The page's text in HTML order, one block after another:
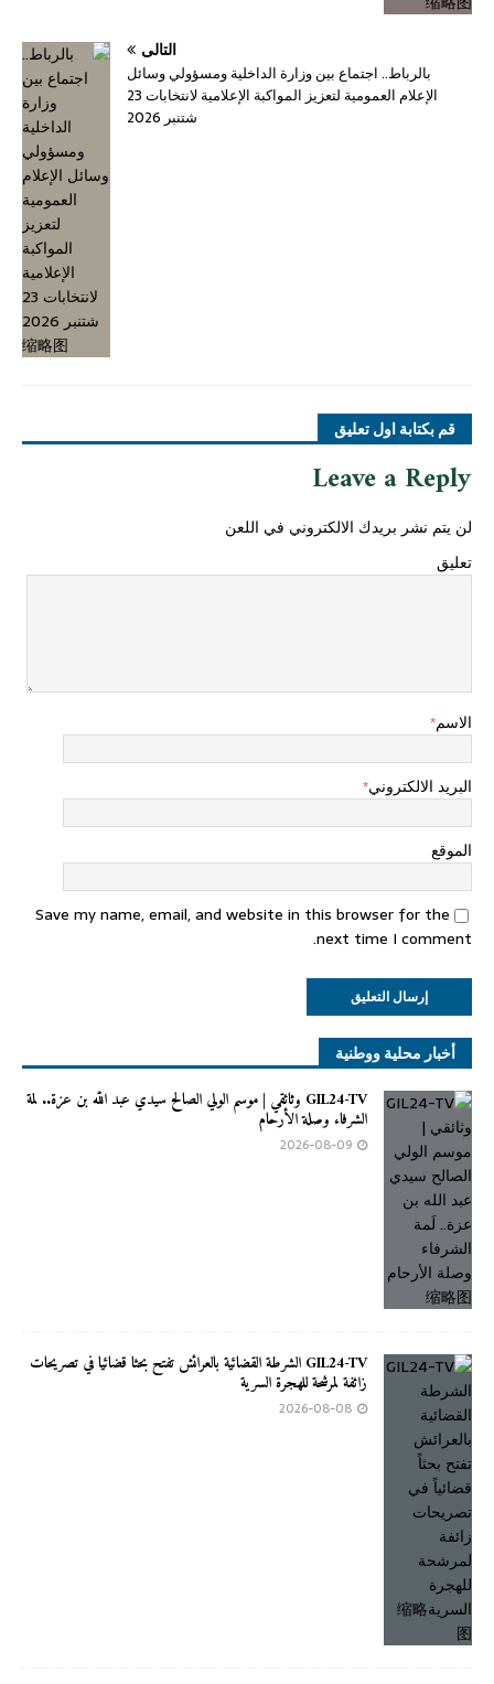
التالي
بالرباط.. اجتماع بين وزارة الداخلية ومسؤولي وسائل
الإعلام العمومية لتعزيز المواكبة الإعلامية لانتخابات 23
شتنبر 2026
قم بكتابة اول تعليق
Leave a Reply
لن يتم نشر بريدك الالكتروني في اللعن
تعليق
الاسم*
البريد الالكتروني*
الموقع
Save my name, email, and website in this browser for the
next time I comment.
أخبار محلية ووطنية
GIL24-TV وثائقي | موسم الولي الصالح سيدي عبد الله بن عزة.. لَمة
الشرفاء وصلة الأرحام
2026-08-09
GIL24-TV الشرطة القضائية بالعرائش تفتح بحثاً قضائياً في تصريحات
زائفة لمرشحة للهجرة السرية
2026-08-08